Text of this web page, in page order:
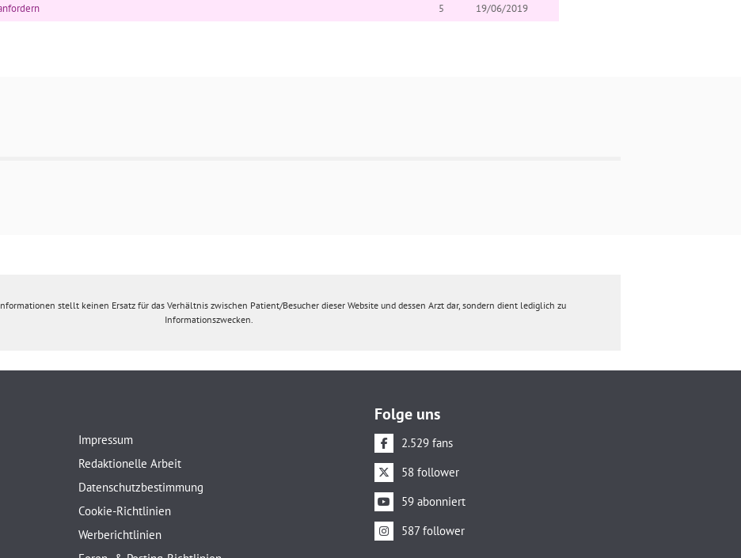
5 19/06/2019
stellt keinen Ersatz für das Verhältnis zwischen Patient/Besucher dieser Website und dessen Arzt dar, sondern dient lediglich zu
Informationszwecken.
Impressum
Redaktionelle Arbeit
Datenschutzbestimmung
Cookie-Richtlinien
Werberichtlinien
Folge uns
2.529 fans
58 follower
59 abonniert
587 follower